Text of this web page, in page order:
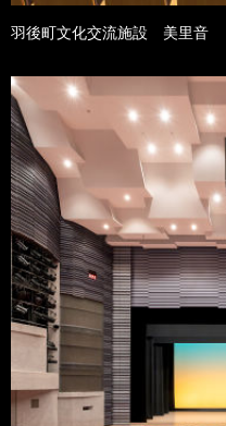
羽後町文化交流施設 美里音